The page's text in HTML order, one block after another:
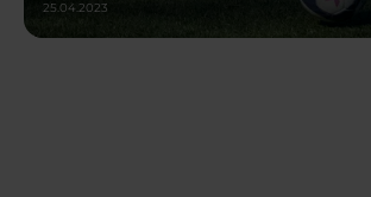
25.04.2023